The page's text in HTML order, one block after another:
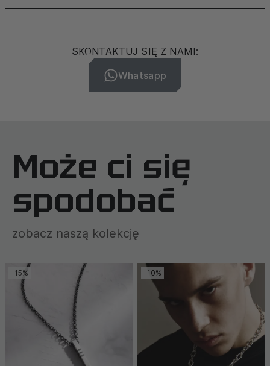
SKONTAKTUJ SIĘ Z NAMI:
Whatsapp
Może ci się
spodobać
zobacz naszą kolekcję
-15% -10%